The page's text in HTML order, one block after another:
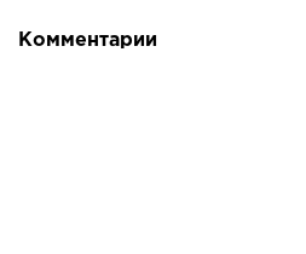
Комментарии